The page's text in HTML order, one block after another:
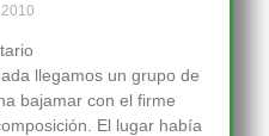
llegamos un grupo de
bajamar con el firme
El lugar había